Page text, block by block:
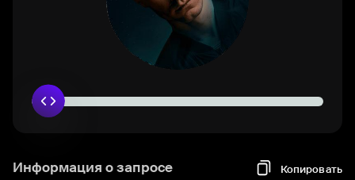
Информация о запросе Копировать